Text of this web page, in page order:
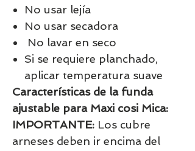
No usar lejía
No usar secadora
No lavar en seco
Si se requiere planchado,
aplicar temperatura suave
Características de la funda
ajustable para Maxi cosi Mica:
IMPORTANTE: Los cubre
arneses deben ir encima del